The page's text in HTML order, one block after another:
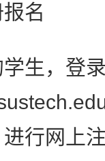
名
，登录
行网上